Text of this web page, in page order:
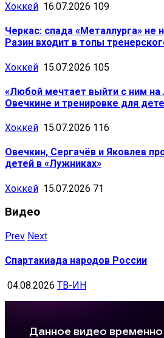
Хоккей 16.07.2026 109
Черкас: спада «Металлурга» не
Разин входит в топы
Хоккей 15.07.2026 105
«Любой мечтает выйти с ним на
Овечкине и тренировке для
Хоккей 15.07.2026 116
Овечкин, Сергачёв и Яковлев
детей в «Лужниках»
Хоккей 15.07.2026 71
Видео
Prev Next
Спартакиада народов России
04.08.2026 ТВ-ИН